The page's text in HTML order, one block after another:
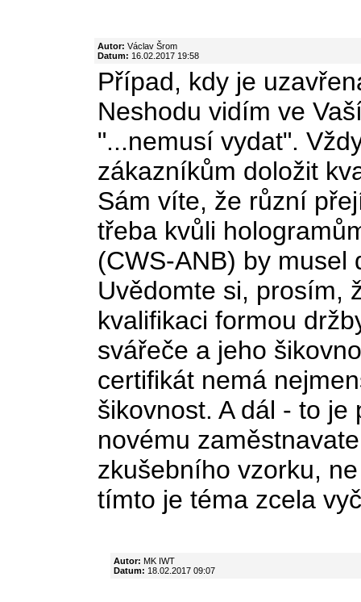
Autor: Václav Šrom
Datum: 16.02.2017 19:58
Případ, kdy je
Neshodu vidím ve
"...nemusí vydat".
zákazníkům doložit
Sám víte, že různí
třeba kvůli
(CWS-ANB) by
Uvědomte si, prosím,
kvalifikaci formou
svářeče a jeho
certifikát nemá
šikovnost. A dál - to
novému
zkušebního vzorku,
tímto je téma zcela
Autor: MK IWT
Datum: 18.02.2017 09:07